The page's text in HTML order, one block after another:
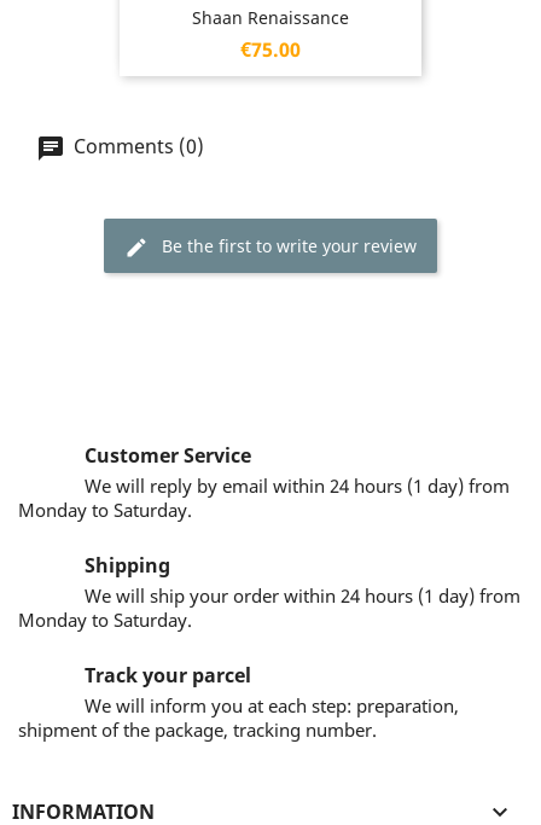
Shaan Renaissance
Price
€75.00
Comments (0)
Be the first to write your review
Customer Service
We will reply by email within 24 hours (1 day) from
Monday to Saturday.
Shipping
We will ship your order within 24 hours (1 day) from
Monday to Saturday.
Track your parcel
We will inform you at each step: preparation,
shipment of the package, tracking number.
INFORMATION 